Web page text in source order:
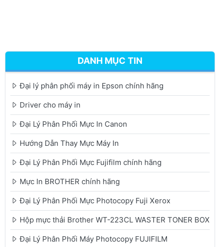
DANH MỤC TIN
Đại lý phân phối máy in Epson chính hãng
Driver cho máy in
Đại Lý Phân Phối Mực In Canon
Hướng Dẫn Thay Mực Máy In
Đại Lý Phân Phối Mực Fujifilm chính hãng
Mực In BROTHER chính hãng
Đại Lý Phân Phối Mực Photocopy Fuji Xerox
Hộp mực thải Brother WT-223CL WASTER TONER BOX
Đại Lý Phân Phối Máy Photocopy FUJIFILM